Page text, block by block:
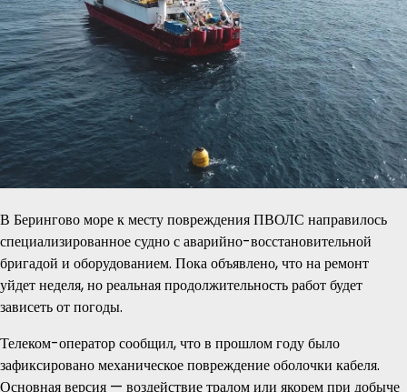
В Берингово море к месту повреждения ПВОЛС направилось
специализированное судно с аварийно-восстановительной
бригадой и оборудованием. Пока объявлено, что на ремонт
уйдет неделя, но реальная продолжительность работ будет
зависеть от погоды.
Телеком-оператор сообщил, что в прошлом году было
зафиксировано механическое повреждение оболочки кабеля.
Основная версия — воздействие тралом или якорем при добыче